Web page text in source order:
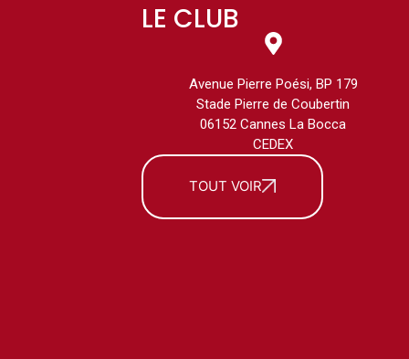
LE CLUB
Avenue Pierre Poési, BP 179
Stade Pierre de Coubertin
06152 Cannes La Bocca
CEDEX
TOUT VOIR